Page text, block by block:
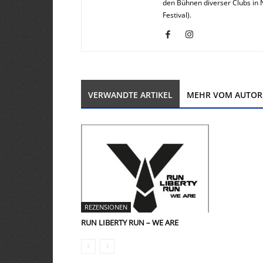
den Bühnen diverser Clubs in
Festival).
VERWANDTE ARTIKEL MEHR VOM AUTOR
REZENSIONEN
RUN LIBERTY RUN – WE ARE